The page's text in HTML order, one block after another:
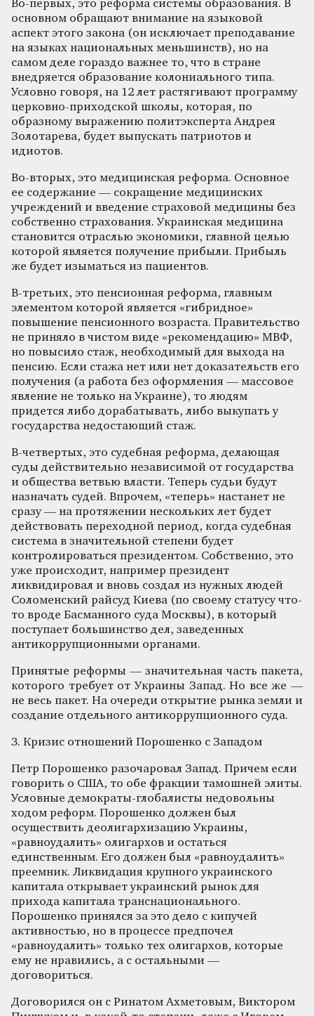
Во-первых, это реформа системы образования. В
основном обращают внимание на языковой
аспект этого закона (он исключает преподавание
на языках национальных меньшинств), но на
самом деле гораздо важнее то, что в стране
внедряется образование колониального типа.
Условно говоря, на 12 лет растягивают программу
церковно-приходской школы, которая, по
образному выражению политэксперта Андрея
Золотарева, будет выпускать патриотов и
идиотов.
Во-вторых, это медицинская реформа. Основное
ее содержание — сокращение медицинских
учреждений и введение страховой медицины без
собственно страхования. Украинская медицина
становится отраслью экономики, главной целью
которой является получение прибыли. Прибыль
же будет изыматься из пациентов.
В-третьих, это пенсионная реформа, главным
элементом которой является «гибридное»
повышение пенсионного возраста. Правительство
не приняло в чистом виде «рекомендацию» МВФ,
но повысило стаж, необходимый для выхода на
пенсию. Если стажа нет или нет доказательств его
получения (а работа без оформления — массовое
явление не только на Украине), то людям
придется либо дорабатывать, либо выкупать у
государства недостающий стаж.
В-четвертых, это судебная реформа, делающая
суды действительно независимой от государства
и общества ветвью власти. Теперь судьи будут
назначать судей. Впрочем, «теперь» настанет не
сразу — на протяжении нескольких лет будет
действовать переходной период, когда судебная
система в значительной степени будет
контролироваться президентом. Собственно, это
уже происходит, например президент
ликвидировал и вновь создал из нужных людей
Соломенский райсуд Киева (по своему статусу что-
то вроде Басманного суда Москвы), в который
поступает большинство дел, заведенных
антикоррупционными органами.
Принятые реформы — значительная часть пакета,
которого требует от Украины Запад. Но все же —
не весь пакет. На очереди открытие рынка земли и
создание отдельного антикоррупционного суда.
3. Кризис отношений Порошенко с Западом
Петр Порошенко разочаровал Запад. Причем если
говорить о США, то обе фракции тамошней элиты.
Условные демократы-глобалисты недовольны
ходом реформ. Порошенко должен был
осуществить деолигархизацию Украины,
«равноудалить» олигархов и остаться
единственным. Его должен был «равноудалить»
преемник. Ликвидация крупного украинского
капитала открывает украинский рынок для
прихода капитала транснационального.
Порошенко принялся за это дело с кипучей
активностью, но в процессе предпочел
«равноудалить» только тех олигархов, которые
ему не нравились, а с остальными —
договориться.
Договорился он с Ринатом Ахметовым, Виктором